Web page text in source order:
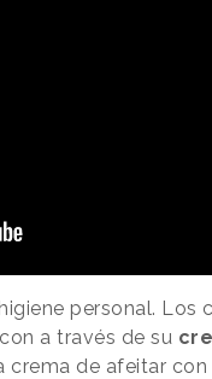
personal. Los
a través de su
crema de afeitar